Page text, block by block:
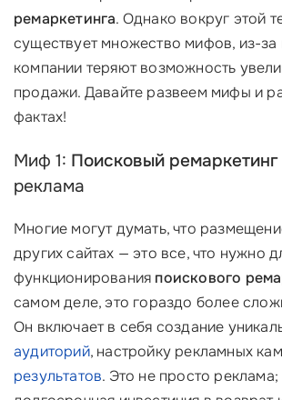
ремаркетинга. Однако вокруг этой
существует множество мифов, из-за
компании теряют возможность
продажи. Давайте развеем мифы и
фактах!
Миф 1: Поисковый ремаркетинг
реклама
Многие могут думать, что
других сайтах — это все, что нужно
функционирования поискового
самом деле, это гораздо более
Он включает в себя создание
аудиторий, настройку рекламных
результатов. Это не просто реклама;